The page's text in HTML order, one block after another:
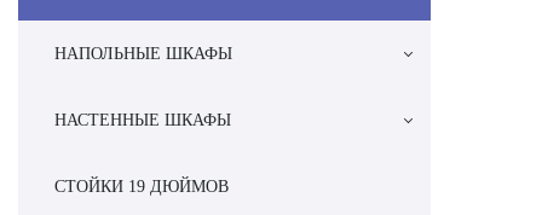
НАПОЛЬНЫЕ ШКАФЫ
НАСТЕННЫЕ ШКАФЫ
СТОЙКИ 19 ДЮЙМОВ